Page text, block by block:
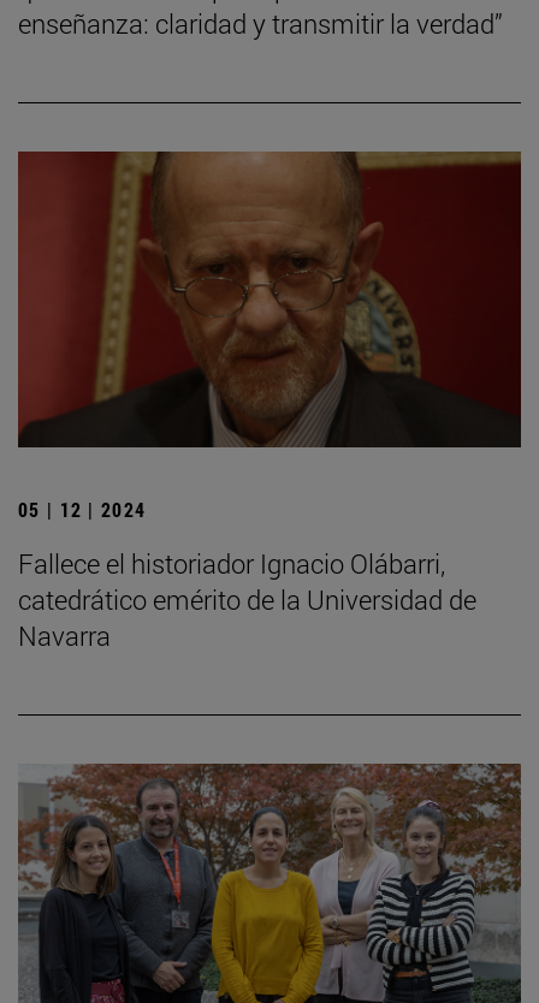
enseñanza: claridad y transmitir la verdad”
05 | 12 | 2024
Fallece el historiador Ignacio Olábarri,
catedrático emérito de la Universidad de
Navarra